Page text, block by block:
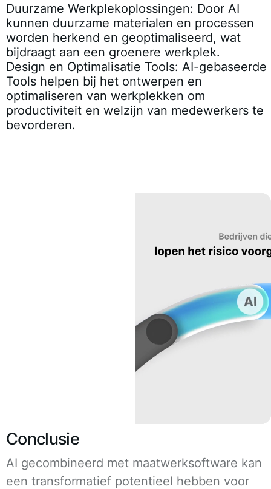
Duurzame Werkplekoplossingen: Door AI
kunnen duurzame materialen en processen
worden herkend en geoptimaliseerd, wat
bijdraagt aan een groenere werkplek.
Design en Optimalisatie Tools: AI-gebaseerde
Tools helpen bij het ontwerpen en
optimaliseren van werkplekken om
productiviteit en welzijn van medewerkers te
bevorderen.
Conclusie
AI gecombineerd met maatwerksoftware kan
een transformatief potentieel hebben voor